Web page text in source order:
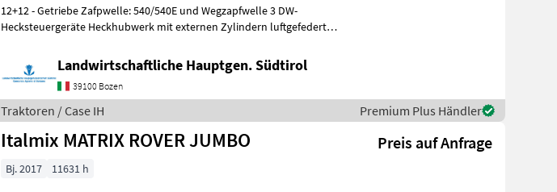
12+12 - Getriebe Zafpwelle: 540/540E und Wegzapfwelle 3 DW-
Hecksteuergeräte Heckhubwerk mit externen Zylindern luftgefederter
Landwirtschaftliche Hauptgen. Südtirol
39100 Bozen
Traktoren / Case IH Premium Plus Händler
Italmix MATRIX ROVER JUMBO Preis auf Anfrage
Bj. 2017 11631 h